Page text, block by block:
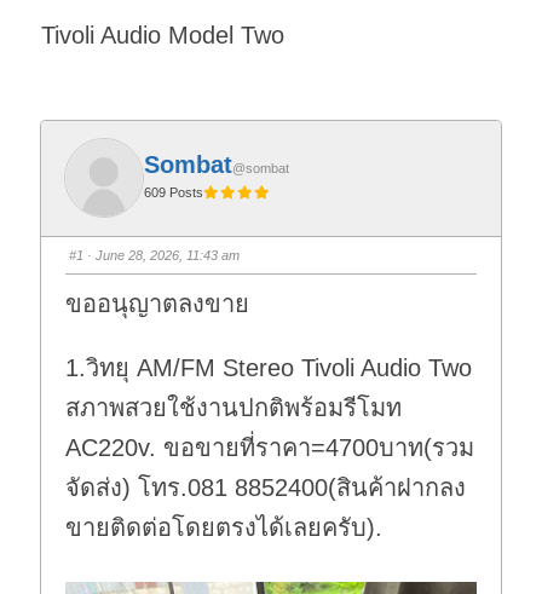
Tivoli Audio Model Two
Sombat@sombat
609 Posts
#1 · June 28, 2026, 11:43 am
ขออนุญาตลงขาย
1.วิทยุ AM/FM Stereo Tivoli Audio Two
สภาพสวยใช้งานปกติพร้อมรีโมท
AC220v. ขอขายที่ราคา=4700บาท(รวม
จัดส่ง) โทร.081 8852400(สินค้าฝากลง
ขายติดต่อโดยตรงได้เลยครับ).